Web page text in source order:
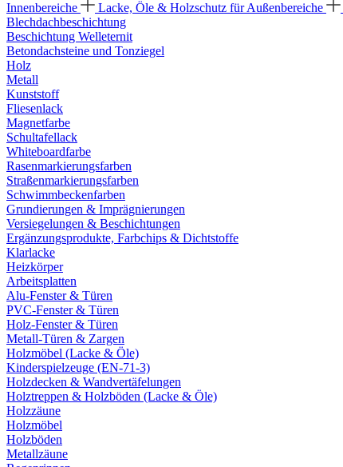
Innenbereiche
Lacke, Öle & Holzschutz für Außenbereiche
Blechdachbeschichtung
Beschichtung Welleternit
Betondachsteine und Tonziegel
Holz
Metall
Kunststoff
Fliesenlack
Magnetfarbe
Schultafellack
Whiteboardfarbe
Rasenmarkierungsfarben
Straßenmarkierungsfarben
Schwimmbeckenfarben
Grundierungen & Imprägnierungen
Versiegelungen & Beschichtungen
Ergänzungsprodukte, Farbchips & Dichtstoffe
Klarlacke
Heizkörper
Arbeitsplatten
Alu-Fenster & Türen
PVC-Fenster & Türen
Holz-Fenster & Türen
Metall-Türen & Zargen
Holzmöbel (Lacke & Öle)
Kinderspielzeuge (EN-71-3)
Holzdecken & Wandvertäfelungen
Holztreppen & Holzböden (Lacke & Öle)
Holzzäune
Holzmöbel
Holzböden
Metallzäune